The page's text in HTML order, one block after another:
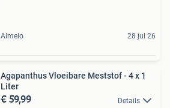
Almelo 28 jul 26
Agapanthus Vloeibare Meststof - 4 x 1
Liter
€ 59,99 Details